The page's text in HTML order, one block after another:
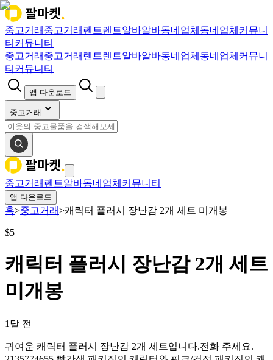
중고거래 중고거래 렌트렌트알바알바동네업체 동네업체 커뮤니
티 커뮤니티
중고거래 중고거래 렌트렌트알바알바동네업체 동네업체 커뮤니
티 커뮤니티
앱 다운로드
중고거래
중고거래 렌트알바동네업체 커뮤니티
앱 다운로드
홈>중고거래>캐릭터 플러시 장난감 2개 세트 미개봉
$5
캐릭터 플러시 장난감 2개 세트
미개봉
1달 전
귀여운 캐릭터 플러시 장난감 2개 세트입니다.전화 주세요.